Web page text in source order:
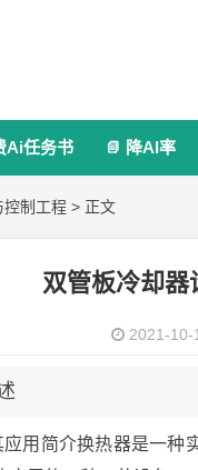
Ai任务书  降AI率
控制工程 > 正文
双管板冷却器
2021-10-
用简介换热器是一